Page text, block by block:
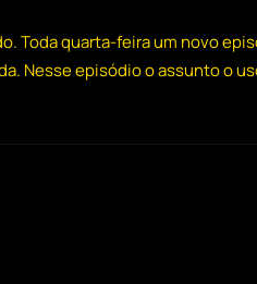
Toda quarta-feira um novo
Nesse episódio o assunto o